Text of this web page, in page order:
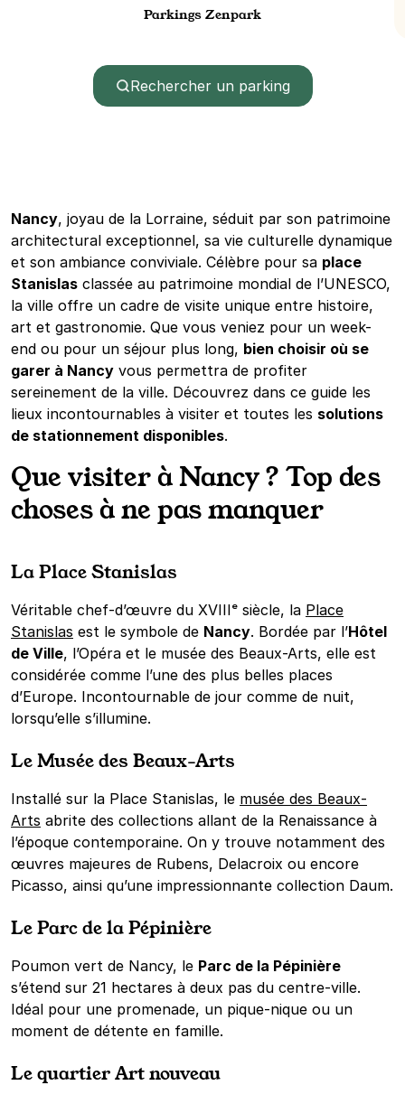
Parkings Zenpark
Rechercher un parking
Nancy, joyau de la Lorraine, séduit par son patrimoine
architectural exceptionnel, sa vie culturelle dynamique
et son ambiance conviviale. Célèbre pour sa place
Stanislas classée au patrimoine mondial de l’UNESCO,
la ville offre un cadre de visite unique entre histoire,
art et gastronomie. Que vous veniez pour un week-
end ou pour un séjour plus long, bien choisir où se
garer à Nancy vous permettra de profiter
sereinement de la ville. Découvrez dans ce guide les
lieux incontournables à visiter et toutes les solutions
de stationnement disponibles.
Que visiter à Nancy ? Top des
choses à ne pas manquer
La Place Stanislas
Véritable chef-d’œuvre du XVIIIᵉ siècle, la Place
Stanislas est le symbole de Nancy. Bordée par l’Hôtel
de Ville, l’Opéra et le musée des Beaux-Arts, elle est
considérée comme l’une des plus belles places
d’Europe. Incontournable de jour comme de nuit,
lorsqu’elle s’illumine.
Le Musée des Beaux-Arts
Installé sur la Place Stanislas, le musée des Beaux-
Arts abrite des collections allant de la Renaissance à
l’époque contemporaine. On y trouve notamment des
œuvres majeures de Rubens, Delacroix ou encore
Picasso, ainsi qu’une impressionnante collection Daum.
Le Parc de la Pépinière
Poumon vert de Nancy, le Parc de la Pépinière
s’étend sur 21 hectares à deux pas du centre-ville.
Idéal pour une promenade, un pique-nique ou un
moment de détente en famille.
Le quartier Art nouveau